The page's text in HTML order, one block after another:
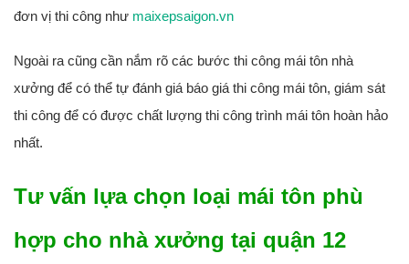
đơn vị thi công như maixepsaigon.vn
Ngoài ra cũng cần nắm rõ các bước thi công mái tôn nhà
xưởng để có thể tự đánh giá báo giá thi công mái tôn, giám sát
thi công để có được chất lượng thi công trình mái tôn hoàn hảo
nhất.
Tư vấn lựa chọn loại mái tôn phù
hợp cho nhà xưởng tại quận 12